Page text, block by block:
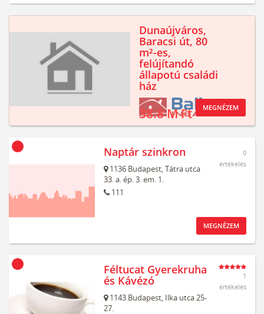
Dunaújváros,
Baracsi út, 80
m²-es,
felújítandó
állapotú családi
ház
38.8 M Ft MEGNÉZEM
Naptár szinkron
1136 Budapest,Tátra utca
33. a. ép. 3. em. 1.
111
0
értékelés
MEGNÉZEM
Féltucat Gyerekruha
és Kávézó
1143 Budapest, Ilka utca 25-
27.
1
értékelés